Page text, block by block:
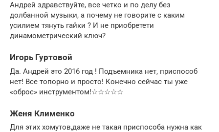
Андрей здравствуйте, все четко и по делу без
долбанной музыки, а почему не говорите с каким
усилием тянуть гайки ? И не приобретети
динамометрический ключ?
Игорь Гуртовой
Да. Андрей это 2016 год ! Подъемника нет, приспособ
нет! Все топорно и просто! Конечно сейчас ты уже
«оброс» инструментом!☆☆☆☆☆
Женя Клименко
Для этих хомутов,даже не такая приспособа нужна как